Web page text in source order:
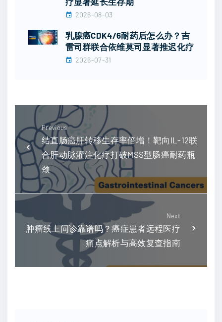
2026-08-03
乳腺癌CDK4/6耐药后怎么办？吉
雷司群联合依维莫司显著推迟化疗
2026-07-31
Previous
结直肠癌肝转移生存率倍增！靶向IL-12联
合肝动脉灌注化疗打破MSS型肠癌耐药瓶
颈
Next
肿瘤线上问诊靠谱吗？癌症患者远程医疗
痛点解析与高效复查指南